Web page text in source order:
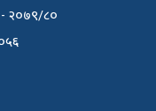
- २०७९/८०